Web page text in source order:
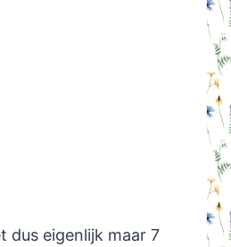
dus eigenlijk maar 7